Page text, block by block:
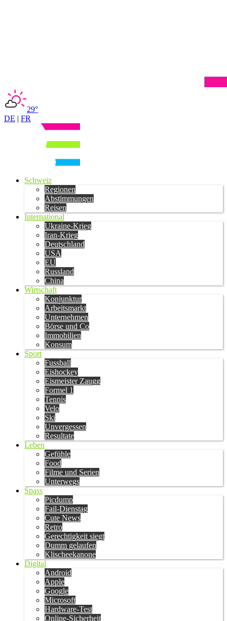
29°
DE | FR
Schweiz
Regionen
Abstimmungen
Reisen
International
Ukraine-Krieg
Iran-Krieg
Deutschland
USA
EU
Russland
China
Wirtschaft
Konjunktur
Arbeitsmarkt
Unternehmen
Börse und Co
Immobilien
Konsum
Sport
Fussball
Eishockey
Eismeister Zaugg
Formel 1
Tennis
Velo
Ski
Unvergessen
Resultate
Leben
Gefühle
Food
Filme und Serien
Unterwegs
Spass
Picdump
Fail-Dienstag
Cute News
Retro
Gerechtigkeit siegt
Dumm gelaufen
Klischeekanone
Digital
Android
Apple
Google
Microsoft
Hardware-Test
Online-Sicherheit